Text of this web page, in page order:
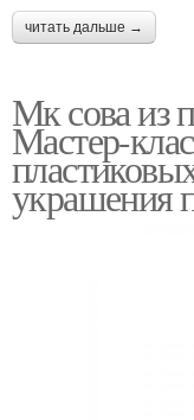
читать дальше →
Мк сова из
Мастер-
украшения